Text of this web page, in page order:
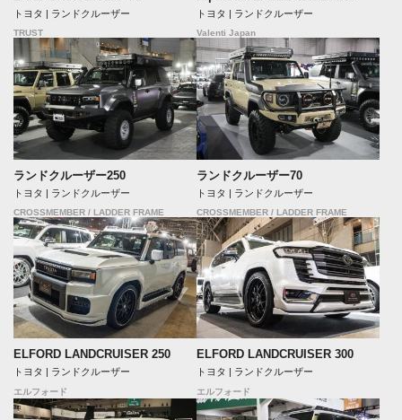
トヨタ | ランドクルーザー
TRUST
トヨタ | ランドクルーザー
Valenti Japan
ランドクルーザー250
トヨタ | ランドクルーザー
CROSSMEMBER / LADDER FRAME
ランドクルーザー70
トヨタ | ランドクルーザー
CROSSMEMBER / LADDER FRAME
ELFORD LANDCRUISER 250
トヨタ | ランドクルーザー
エルフォード
ELFORD LANDCRUISER 300
トヨタ | ランドクルーザー
エルフォード